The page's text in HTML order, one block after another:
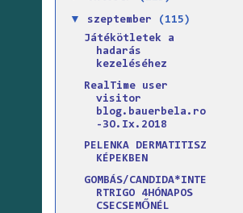
▼ szeptember
(115)
Játékötletek a
hadarás
kezeléséhez
RealTime user
visitor
blog.bauerbela.ro
-3O.Ix.2O18
PELENKA DERMATITISZ
KÉPEKBEN
GOMBÁS/CANDIDA*INTE
RTRIGO 4HÓNAPOS
CSECSEMŐNÉL